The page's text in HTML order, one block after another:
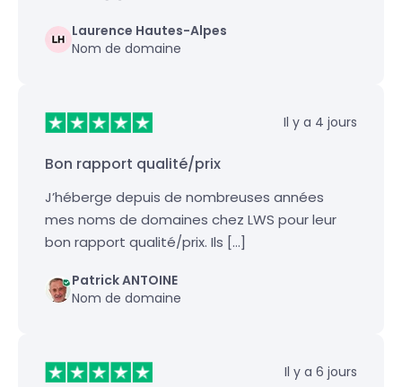
Laurence Hautes-Alpes
Nom de domaine
Il y a 4 jours
Bon rapport qualité/prix
J’héberge depuis de nombreuses années
mes noms de domaines chez LWS pour leur
bon rapport qualité/prix. Ils […]
Patrick ANTOINE
Nom de domaine
Il y a 6 jours